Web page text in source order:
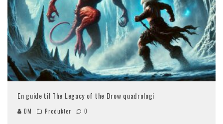
En guide til The Legacy of the Drow quadrologi
DM Produkter 0